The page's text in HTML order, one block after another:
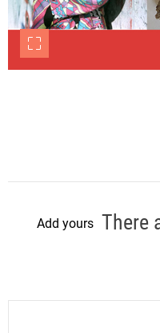
Add yours